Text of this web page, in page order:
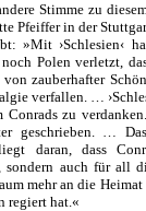
Stimme zu
Pfeiffer in der
»Mit ›Schlesien‹
noch Polen verletzt,
zauberhafter
verfallen. …
Conrads zu
geschrieben. …
daran, dass
sondern auch für all
mehr an die
regiert hat.«